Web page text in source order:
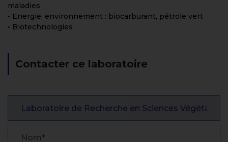
maladies
• Energie, environnement : biocarburant, pétrole vert
• Biotechnologies
Contacter ce laboratoire